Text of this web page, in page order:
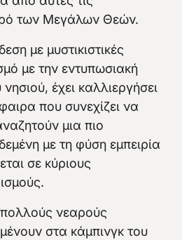
των Μεγάλων Θεών.
με μυστικιστικές
με την εντυπωσιακή
έχει καλλιεργήσει
που συνεχίζει να
μια πιο
με τη φύση εμπειρία
σε κύριους
πολλούς νεαρούς
στα κάμπινγκ του